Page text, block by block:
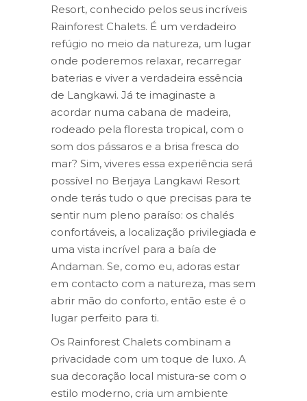
Resort, conhecido pelos seus incríveis
Rainforest Chalets. É um verdadeiro
refúgio no meio da natureza, um lugar
onde poderemos relaxar, recarregar
baterias e viver a verdadeira essência
de Langkawi. Já te imaginaste a
acordar numa cabana de madeira,
rodeado pela floresta tropical, com o
som dos pássaros e a brisa fresca do
mar? Sim, viveres essa experiência será
possível no Berjaya Langkawi Resort
onde terás tudo o que precisas para te
sentir num pleno paraíso: os chalés
confortáveis, a localização privilegiada e
uma vista incrível para a baía de
Andaman. Se, como eu, adoras estar
em contacto com a natureza, mas sem
abrir mão do conforto, então este é o
lugar perfeito para ti.
Os Rainforest Chalets combinam a
privacidade com um toque de luxo. A
sua decoração local mistura-se com o
estilo moderno, cria um ambiente